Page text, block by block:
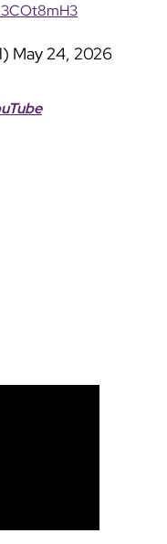
May 24, 2026